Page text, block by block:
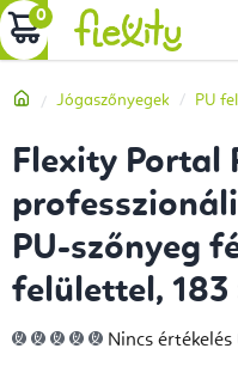
Ugrás
a
tartalomhoz
KOSÁR
Kezdőlap
Jógaszőnyegek PU
Flexity Portal
PU-szőnyeg
felülettel, 183
A
termék
Nincs értékelés